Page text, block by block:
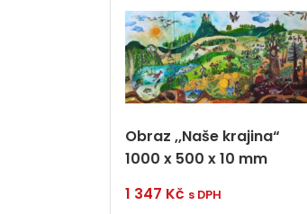
Obraz ,,Naše krajina“
1000 x 500 x 10 mm
1 347 Kč s DPH